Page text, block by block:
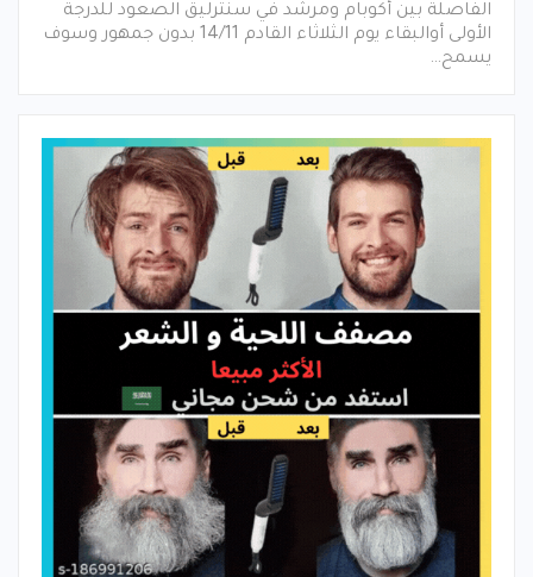
الفاصلة بين أكوبام ومرشد في سنترليق الصعود للدرجة
الأولى أوالبقاء يوم الثلاثاء القادم 14/11 بدون جمهور وسوف
يسمح…